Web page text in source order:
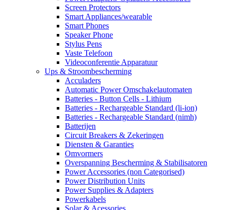
Screen Protectors
Smart Appliances/wearable
Smart Phones
Speaker Phone
Stylus Pens
Vaste Telefoon
Videoconferentie Apparatuur
Ups & Stroombescherming
Acculaders
Automatic Power Omschakelautomaten
Batteries - Button Cells - Lithium
Batteries - Rechargeable Standard (li-ion)
Batteries - Rechargeable Standard (nimh)
Batterijen
Circuit Breakers & Zekeringen
Diensten & Garanties
Omvormers
Overspanning Bescherming & Stabilisatoren
Power Accessories (non Categorised)
Power Distribution Units
Power Supplies & Adapters
Powerkabels
Solar & Acessories